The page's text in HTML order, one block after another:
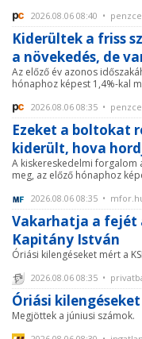
2026.08.06 08:40 •
Kiderültek a friss
a növekedés, de
Az előző év azonos
hónaphoz képest 1,4%-kal
2026.08.06 08:35 •
Ezeket a boltokat
kiderült, hova
A kiskereskedelmi forgalom
meg, az előző hónaphoz
2026.08.06 08:35 •
Vakarhatja a fejét
Kapitány István
Óriási kilengéseket mért a
2026.08.06 08:35 •
Óriási
Megjöttek a júniusi számok.